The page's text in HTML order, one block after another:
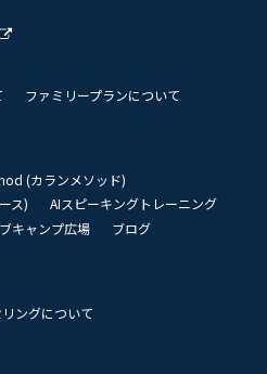
ファミリープランについて
(カランメソッド)
ス)
AIスピーキングトレーニング
キャンプ広場
ブログ
ングについて